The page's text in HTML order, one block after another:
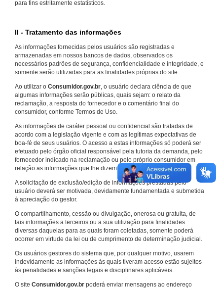
para fins estritamente estatísticos.
II - Tratamento das informações
As informações fornecidas pelos usuários são registradas e
armazenadas em nossos bancos de dados, observados os
necessários padrões de segurança, confidencialidade e integridade, e
somente serão utilizadas para as finalidades próprias do site.
Ao utilizar o Consumidor.gov.br, o usuário declara ciência de que
algumas informações serão públicas, quais sejam: o relato da
reclamação, a resposta do fornecedor e o comentário final do
consumidor, conforme Termos de Uso.
As informações de caráter pessoal ou confidencial são tratadas de
acordo com a legislação vigente e com as legítimas expectativas de
boa-fé de seus usuários. O acesso a estas informações só poderá ser
efetuado pelo órgão oficial responsável pela tutoria da demanda, pelo
fornecedor indicado na reclamação ou pelo próprio consumidor em
relação as informações que lhe dizem respeito.
A solicitação de exclusão/edição de informações prestadas pelo
usuário deverá ser motivada, devidamente fundamentada e submetida
à apreciação do gestor.
O compartilhamento, cessão ou divulgação, onerosa ou gratuita, de
tais informações a terceiros ou a sua utilização para finalidades
diversas daquelas para as quais foram coletadas, somente poderá
ocorrer em virtude da lei ou de cumprimento de determinação judicial.
Os usuários gestores do sistema que, por qualquer motivo, usarem
indevidamente as informações às quais tiveram acesso estão sujeitos
às penalidades e sanções legais e disciplinares aplicáveis.
O site Consumidor.gov.br poderá enviar mensagens ao endereço